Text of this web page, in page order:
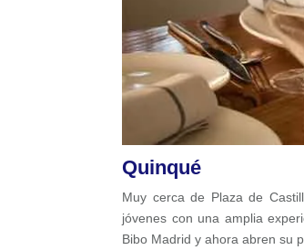
Quinqué
Muy cerca de Plaza de
jóvenes con una amplia
Bibo Madrid y ahora abren su